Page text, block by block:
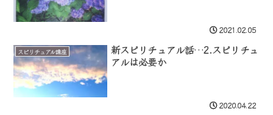
2021.02.05
スピリチュアル講座
新スピリチュアル話…2.スピリチュ
アルは必要か
2020.04.22